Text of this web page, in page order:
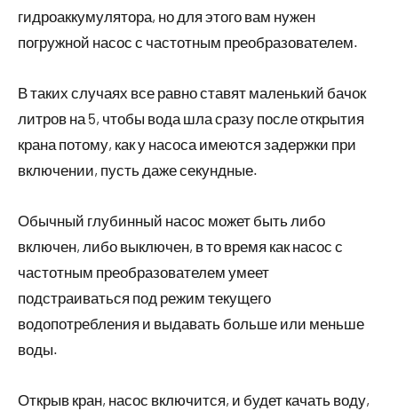
гидроаккумулятора, но для этого вам нужен
погружной насос с частотным преобразователем.
В таких случаях все равно ставят маленький бачок
литров на 5, чтобы вода шла сразу после открытия
крана потому, как у насоса имеются задержки при
включении, пусть даже секундные.
Обычный глубинный насос может быть либо
включен, либо выключен, в то время как насос с
частотным преобразователем умеет
подстраиваться под режим текущего
водопотребления и выдавать больше или меньше
воды.
Открыв кран, насос включится, и будет качать воду,